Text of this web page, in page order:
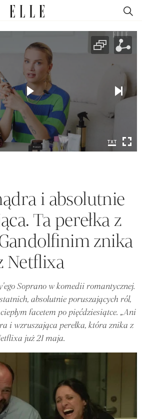
i absolutnie
Ta perełka z
znika
Netflixa
Soprano w komedii romantycznej.
absolutnie poruszających ról,
facetem po pięćdziesiątce. „Ani
i wzruszająca perełka, która znika z
już 21 maja.